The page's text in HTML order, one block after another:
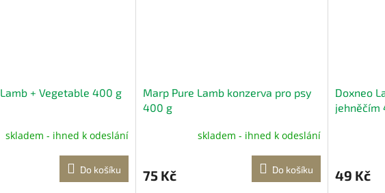
+ Vegetable 400 g
skladem - ihned k odeslání
Do košíku
Marp Pure Lamb konzerva pro psy
400 g
skladem - ihned k odeslání
75 Kč Do košíku
Doxneo
jehněčím
je
49 Kč